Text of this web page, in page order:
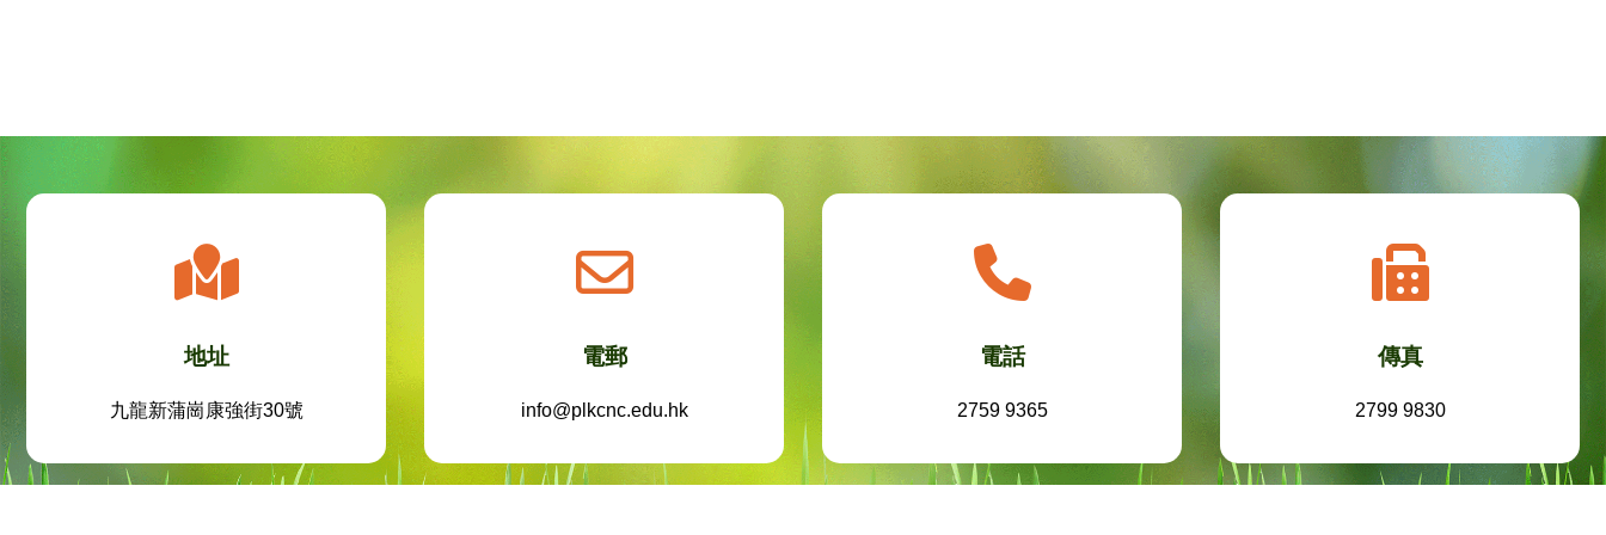
地址
九龍新蒲崗康強街30號
電郵
info@plkcnc.edu.hk
電話
2759 9365
傳真
2799 9830